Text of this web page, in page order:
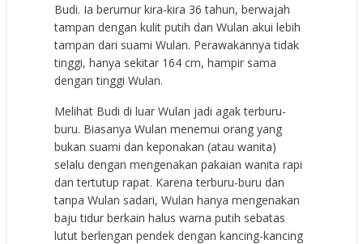
Budi. Ia berumur kira-kira 36 tahun, berwajah
tampan dengan kulit putih dan Wulan akui lebih
tampan dari suami Wulan. Perawakannya tidak
tinggi, hanya sekitar 164 cm, hampir sama
dengan tinggi Wulan.
Melihat Budi di luar Wulan jadi agak terburu-
buru. Biasanya Wulan menemui orang yang
bukan suami dan keponakan (atau wanita)
selalu dengan mengenakan pakaian wanita rapi
dan tertutup rapat. Karena terburu-buru dan
tanpa Wulan sadari, Wulan hanya mengenakan
baju tidur berkain halus warna putih sebatas
lutut berlengan pendek dengan kancing-kancing